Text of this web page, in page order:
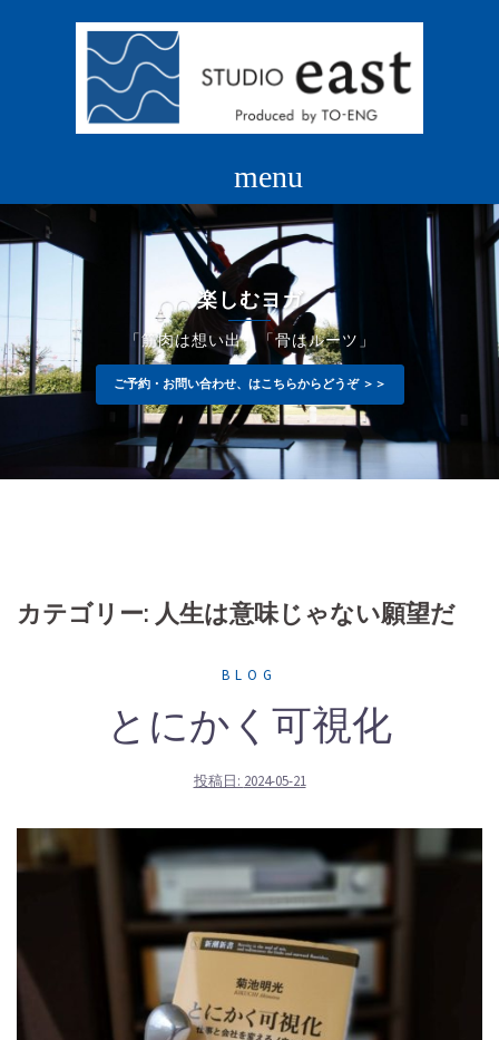
キ
楽しむヨガ
「筋肉は想い出」「骨はルーツ」
ご予約・お問い合わせ、はこちらからどうぞ ＞＞
カテゴリー: 人生は意味じゃない願望だ
BLOG
とにかく可視化
投稿日: 2024-05-21